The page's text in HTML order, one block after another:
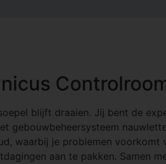
blijft draaien. Jij bent de
gebouwbeheersysteem
waarbij je problemen
aan te pakken. Samen